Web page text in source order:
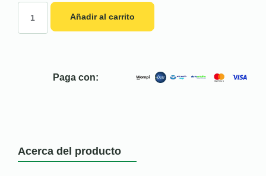
Añadir al carrito
Paga con:
Acerca del producto